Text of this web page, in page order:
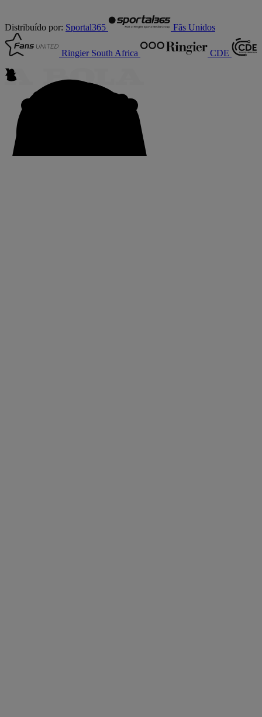
Distribuído por: Sportal365 Fãs Unidos
Ringier South Africa CDE